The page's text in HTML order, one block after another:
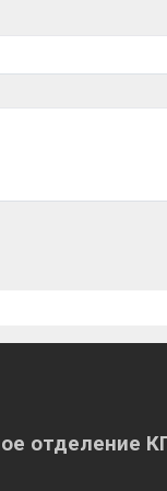
отделение